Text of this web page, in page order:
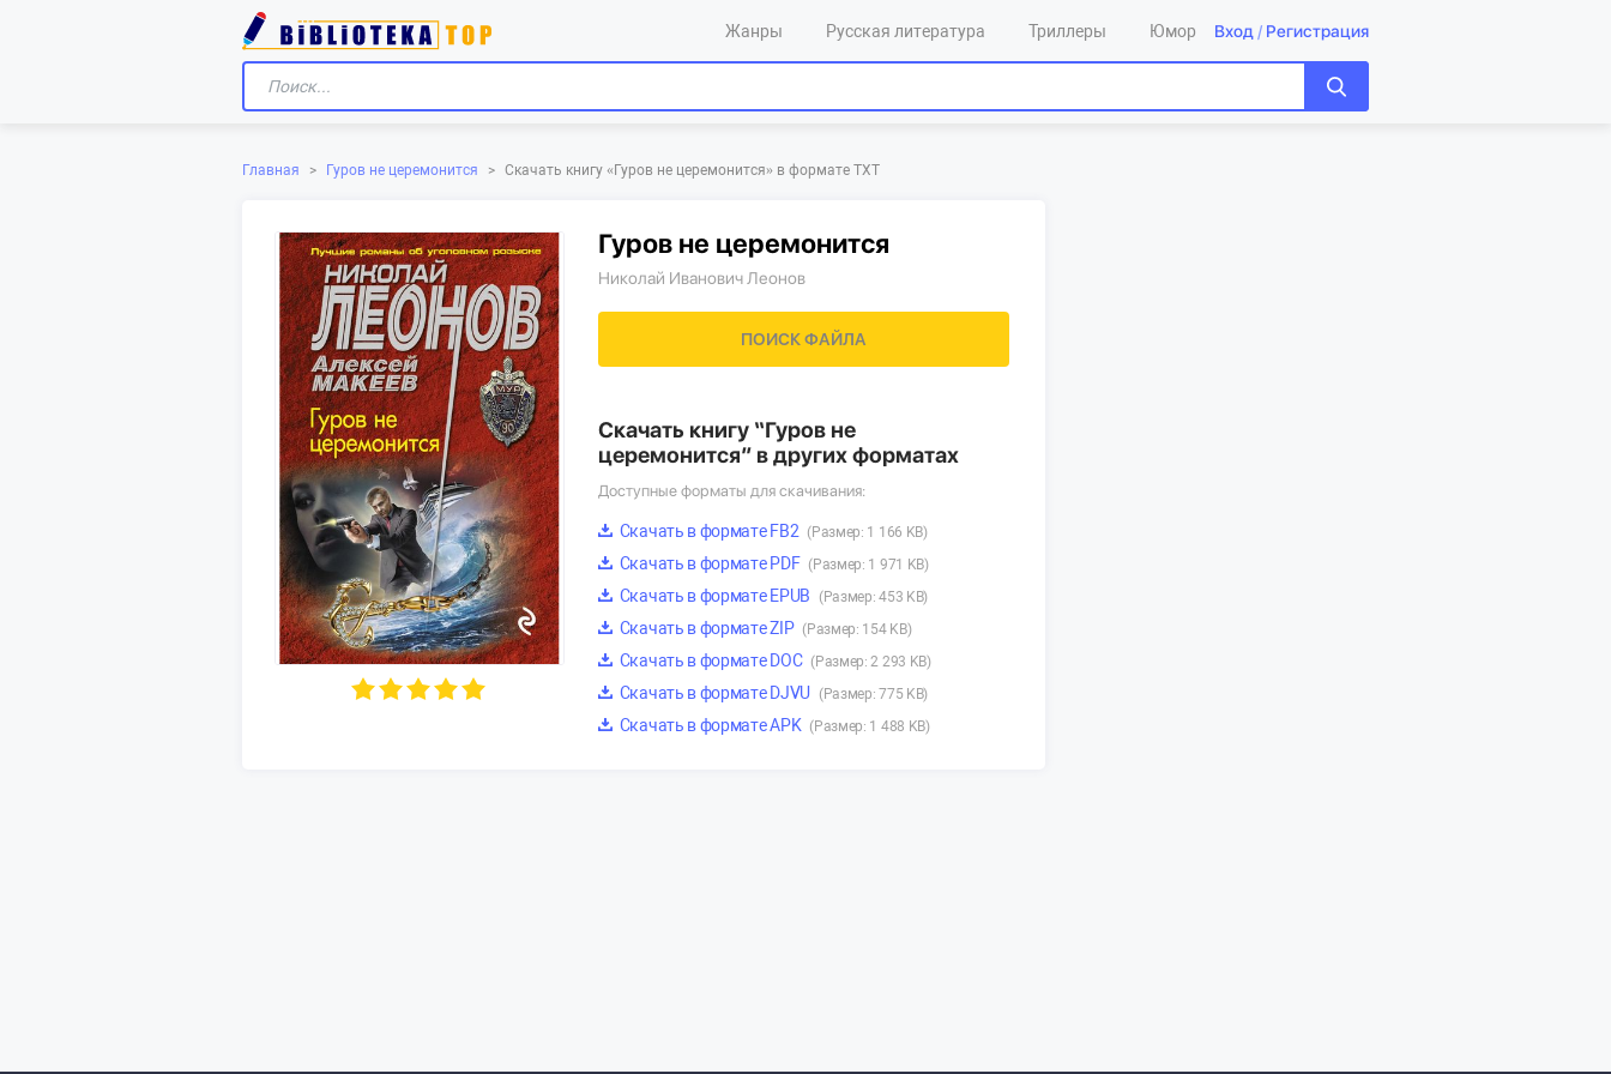
Жанры Русская литература Триллеры Юмор Вход / Регистрация
Главная > Гуров не церемонится > Скачать книгу «‎Гуров не церемонится»‎ в формате TXT
Гуров не церемонится
Николай Иванович Леонов
ПОИСК ФАЙЛА
Скачать книгу “Гуров не
церемонится” в других форматах
Доступные форматы для скачивания:
Скачать в формате FB2 (Размер: 1 166 KB)
Скачать в формате PDF (Размер: 1 971 KB)
Скачать в формате EPUB (Размер: 453 KB)
Скачать в формате ZIP (Размер: 154 KB)
Скачать в формате DOC (Размер: 2 293 KB)
Скачать в формате DJVU (Размер: 775 KB)
Скачать в формате APK (Размер: 1 488 KB)